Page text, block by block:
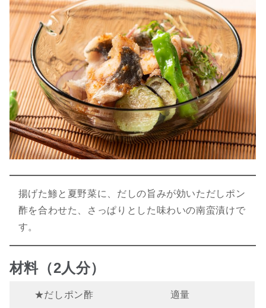
揚げた鯵と夏野菜に、だしの旨みが効いただしポン
酢を合わせた、さっぱりとした味わいの南蛮漬けで
す。
材料（2人分）
★だしポン酢 適量